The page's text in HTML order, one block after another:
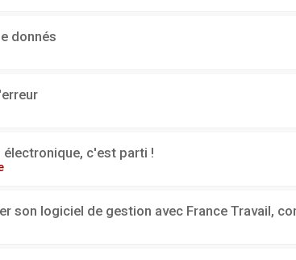
donnés
électronique, c'est parti !
son logiciel de gestion avec France Travail,